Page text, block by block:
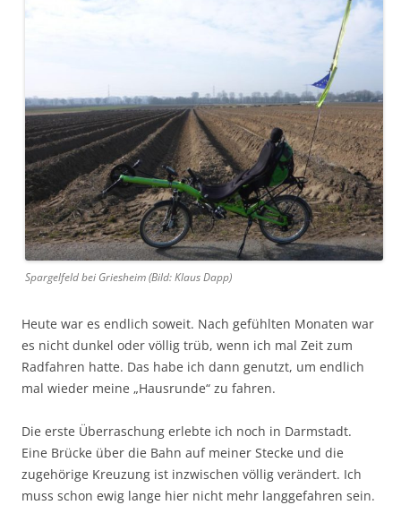
Spargelfeld bei Griesheim (Bild: Klaus Dapp)
Heute war es endlich soweit. Nach gefühlten Monaten war
es nicht dunkel oder völlig trüb, wenn ich mal Zeit zum
Radfahren hatte. Das habe ich dann genutzt, um endlich
mal wieder meine „Hausrunde“ zu fahren.
Die erste Überraschung erlebte ich noch in Darmstadt.
Eine Brücke über die Bahn auf meiner Stecke und die
zugehörige Kreuzung ist inzwischen völlig verändert. Ich
muss schon ewig lange hier nicht mehr langgefahren sein.